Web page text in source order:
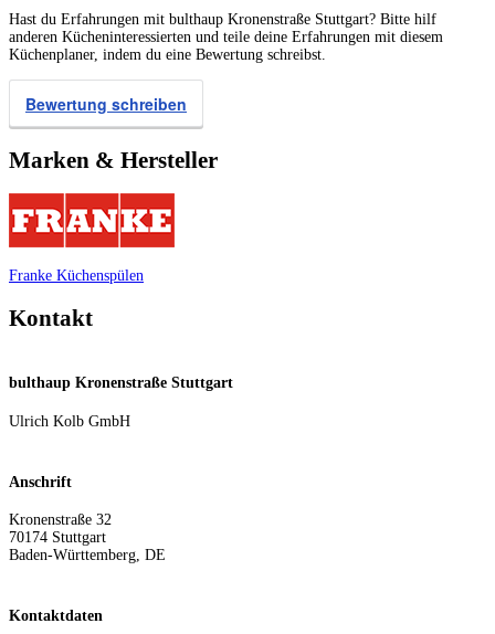
Hast du Erfahrungen mit bulthaup Kronenstraße Stuttgart? Bitte hilf
anderen Kücheninteressierten und teile deine Erfahrungen mit diesem
Küchenplaner, indem du eine Bewertung schreibst.
Bewertung schreiben
Marken & Hersteller
Franke Küchenspülen
Kontakt
bulthaup Kronenstraße Stuttgart
Ulrich Kolb GmbH
Anschrift
Kronenstraße 32
70174 Stuttgart
Baden-Württemberg, DE
Kontaktdaten